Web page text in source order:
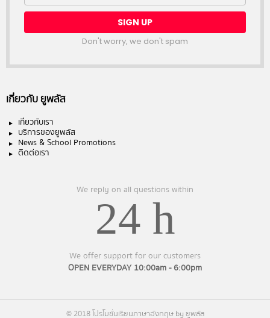
Don't worry, we don't spam
เกี่ยวกับ ยูพลัส
เกี่ยวกับเรา
บริการของยูพลัส
News & School Promotions
ติดต่อเรา
We reply on all questions within
24 h
We offer support for our customers
OPEN EVERYDAY 10:00am - 6:00pm
© 2018 โปรโมชั่นเรียนภาษาอังกฤษ by ยูพลัส